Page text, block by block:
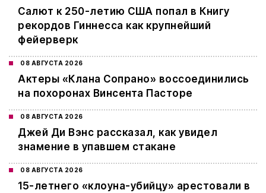
Салют к 250-летию США попал в Книгу
рекордов Гиннесса как крупнейший
фейерверк
08 АВГУСТА 2026
Актеры «Клана Сопрано» воссоединились
на похоронах Винсента Пасторе
08 АВГУСТА 2026
Джей Ди Вэнс рассказал, как увидел
знамение в упавшем стакане
08 АВГУСТА 2026
15-летнего «клоуна-убийцу» арестовали в